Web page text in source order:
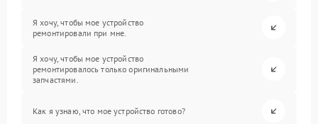
Я хочу, чтобы мое устройство
ремонтировали при мне.
Я хочу, чтобы мое устройство
ремонтировалось только оригинальными
запчастями.
Как я узнаю, что мое устройство готово?